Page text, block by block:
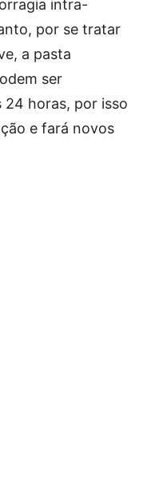
intra-
por se tratar
a pasta
ser
24 horas, por isso
e fará novos